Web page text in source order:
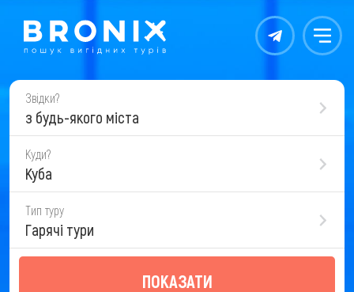
Контакты Меню
Звідки?
з будь-якого міста
Куди?
Куба
Тип туру
Гарячі тури
ПОКАЗАТИ